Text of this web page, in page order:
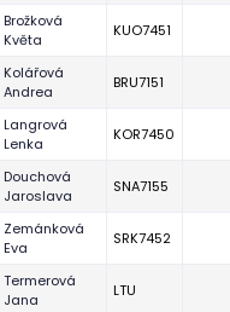
Brožková
Květa
KUO7451
Kolářová
Andrea
BRU7151
Langrová
Lenka
KOR7450
Douchová
Jaroslava
SNA7155
Zemánková
Eva
SRK7452
Termerová
Jana
LTU